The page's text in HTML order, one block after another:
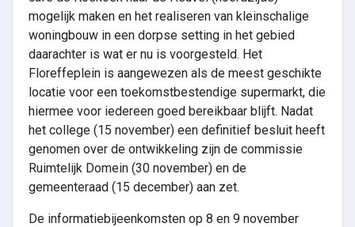
mogelijk maken en het realiseren van kleinschalige
woningbouw in een dorpse setting in het gebied
daarachter is wat er nu is voorgesteld. Het
Floreffeplein is aangewezen als de meest geschikte
locatie voor een toekomstbestendige supermarkt, die
hiermee voor iedereen goed bereikbaar blijft. Nadat
het college (15 november) een definitief besluit heeft
genomen over de ontwikkeling zijn de commissie
Ruimtelijk Domein (30 november) en de
gemeenteraad (15 december) aan zet.
De informatiebijeenkomsten op 8 en 9 november